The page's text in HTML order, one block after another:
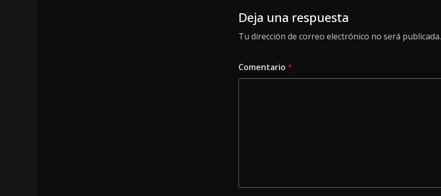
Deja una respuesta
Tu dirección de correo electrónico no será publicada.
Comentario *